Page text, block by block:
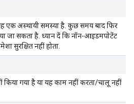
एक अस्थायी समस्या है. कुछ समय बाद फिर
जा सकता है. ध्यान दें कि नॉन-आइडमपोटेंट
सुरक्षित नहीं होता.
गया है या यह काम नहीं करता/चालू नहीं